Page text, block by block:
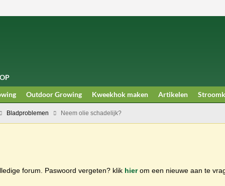
Outdoor Growing Kweekhok maken Artikelen
Bladproblemen Neem olie schadelijk?
forum. Paswoord vergeten? klik hierom een nieuwe aan te